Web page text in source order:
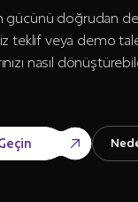
gücünü doğrudan
teklif veya demo
nasıl